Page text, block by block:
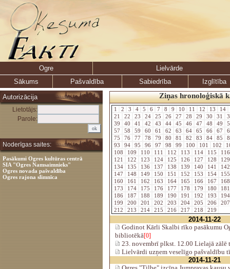
Ogre
Lielvārde
Sākums
Pašvaldība Sabiedrība
Izglītība
Autorizācija
Lietotājs:
Parole:
Noderīgas saites:
Pasākumi Ogres kultūras centrā
SIA "Ogres Namsaimnieks"
Ogres novada pašvaldība
Ogres rajona slimnīca
Ziņas hronoloģiskā
1 2 3 4 5 6 7 8 9 10 11 12 13 14
21
22 23 24 25 26 27 28 29 30 31
39
40 41 42 43 44 45 46 47 48 49
57
58 59 60 61 62 63 64 65 66 67
75
76 77 78 79 80 81 82 83 84 85
93
94 95 96 97 98 99 100 101 102
108
109 110 111 112 113 114 115
121
122 123 124 125 126 127 128
134
135 136 137 138 139 140 141
147
148 149 150 151 152 153 154
160
161 162 163 164 165 166 167
173
174 175 176 177 178 179 180
186
187 188 189 190 191 192 193
199
200 201 202 203 204 205 206
212
213 214 215 216 217 218 219
2014-11-22
Godinot Kārli Skalbi rīko pasākumu
bibliotēkā[0]
23. novembrī plkst. 12.00 Lielajā zālē
Lielvārdi uzņem veselīgo pašvaldību
2014-11-21